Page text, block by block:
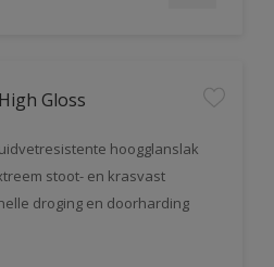
Gloss
hoogglanslak
stoot- en krasvast
droging en doorharding